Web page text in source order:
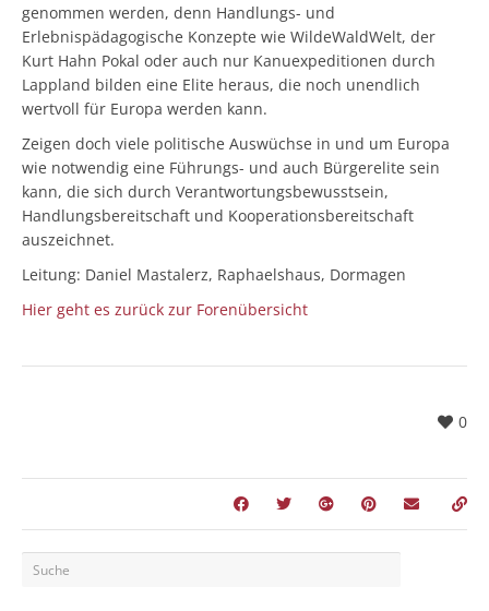
genommen werden, denn Handlungs- und
Erlebnispädagogische Konzepte wie WildeWaldWelt, der
Kurt Hahn Pokal oder auch nur Kanuexpeditionen durch
Lappland bilden eine Elite heraus, die noch unendlich
wertvoll für Europa werden kann.
Zeigen doch viele politische Auswüchse in und um Europa
wie notwendig eine Führungs- und auch Bürgerelite sein
kann, die sich durch Verantwortungsbewusstsein,
Handlungsbereitschaft und Kooperationsbereitschaft
auszeichnet.
Leitung: Daniel Mastalerz, Raphaelshaus, Dormagen
Hier geht es zurück zur Forenübersicht
0